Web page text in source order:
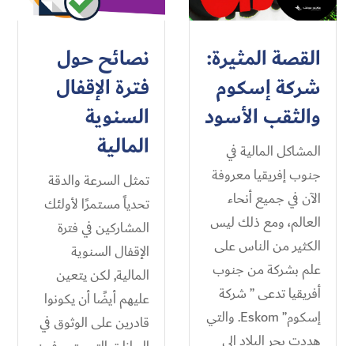
القصة المثيرة:
شركة إسكوم
والثقب الأسود
المشاكل المالية في
جنوب إفريقيا معروفة
الآن في جميع أنحاء
العالم، ومع ذلك ليس
الكثير من الناس على
علم بشركة من جنوب
أفريقيا تدعى ” شركة
إسكوم” Eskom. والتي
هددت بجر البلاد إلى
نصائح حول
فترة الإقفال
السنوية
المالية
تمثل السرعة والدقة
تحدياً مستمرًا لأولئك
المشاركين في فترة
الإقفال السنوية
المالية, لكن يتعين
عليهم أيضًا أن يكونوا
قادرين على الوثوق في